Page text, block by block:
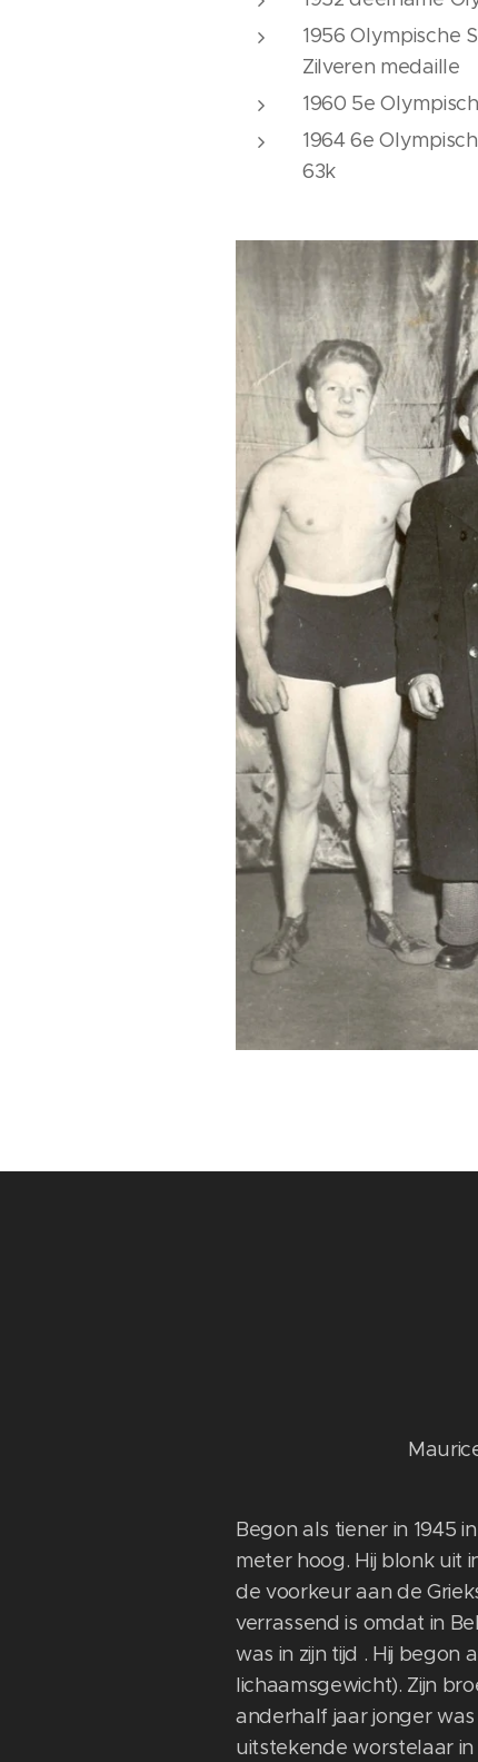
1956 Olympische
Zilveren medaille
1960 5e
1964 6e
63k
Begon als tiener in 1945
meter hoog. Hij blonk uit
de voorkeur aan de
verrassend is omdat in
was in zijn tijd . Hij begon
lichaamsgewicht). Zijn
anderhalf jaar jonger
uitstekende worstelaar